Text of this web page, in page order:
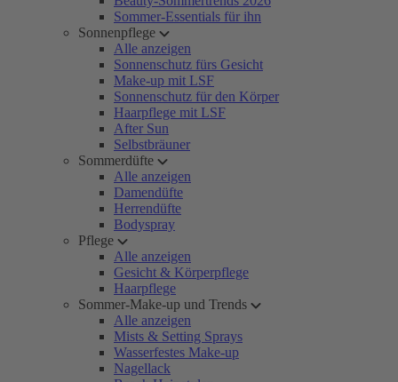
Sommer-Essentials für ihn
Sonnenpflege
Alle anzeigen
Sonnenschutz fürs Gesicht
Make-up mit LSF
Sonnenschutz für den Körper
Haarpflege mit LSF
After Sun
Selbstbräuner
Sommerdüfte
Alle anzeigen
Damendüfte
Herrendüfte
Bodyspray
Pflege
Alle anzeigen
Gesicht & Körperpflege
Haarpflege
Sommer-Make-up und Trends
Alle anzeigen
Mists & Setting Sprays
Wasserfestes Make-up
Nagellack